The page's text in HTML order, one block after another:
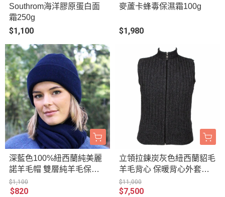
Southrom海洋膠原蛋白面
霜250g
$1,100
麥蘆卡蜂毒保濕霜100g
$1,980
深藍色100%紐西蘭純美麗
諾羊毛帽 雙層純羊毛保暖
帽登山帽男用女用
$1,100
$820
立領拉鍊炭灰色紐西蘭貂毛
羊毛背心 保暖背心外套男
用女用冬季保暖毛衣推薦
$11,000
$7,500